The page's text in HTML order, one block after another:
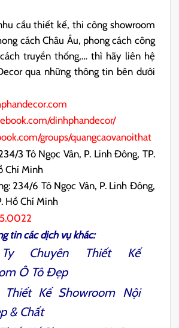
cầu thiết kế, thi công showroom
cách Châu Âu, phong cách công
truyền thống,… thì hãy liên hệ
qua những thông tin bên dưới
dinhphandecor/
groups/quangcaovanoithat
3 Tô Ngọc Vân, P. Linh Đông, TP.
Chí Minh
234/6 Tô Ngọc Vân, P. Linh Đông,
Hồ Chí Minh
tin các dịch vụ khác:
Chuyên
Thiết Kế
Ô TôĐẹp
Thiết Kế Showroom Nội
& Chất